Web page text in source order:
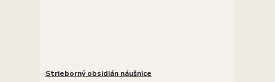
Strieborný obsidián náušnice